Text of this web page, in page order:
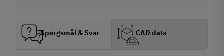
Spørgsmål & Svar CAD data